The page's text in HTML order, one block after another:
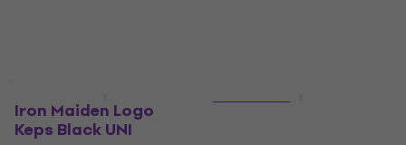
Iron Maiden Logo
Keps Black UNI